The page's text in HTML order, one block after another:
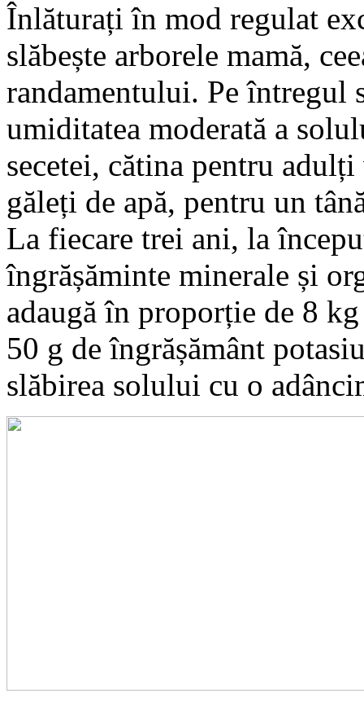
Înlăturați în mod regulat
slăbește arborele mamă,
randamentului. Pe întregul
umiditatea moderată a
secetei, cătina pentru
găleți de apă, pentru un
La fiecare trei ani, la
îngrășăminte minerale și
adaugă în proporție de 8
50 g de îngrășământ
slăbirea solului cu o